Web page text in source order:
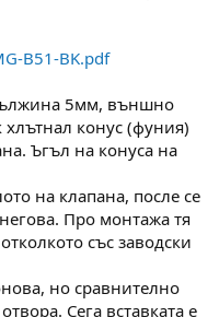
B51-BK.pdf
5мм, външно
конус (фуния)
Ъгъл на конуса на
на клапана, после се
Про монтажа тя
със заводски
но сравнително
Сега вставката е